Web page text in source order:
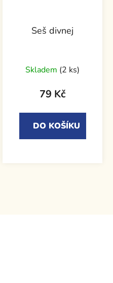
Seš divnej
Skladem (2 ks)
79 Kč
DO KOŠÍKU